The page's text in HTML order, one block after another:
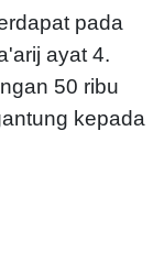
pada
ayat 4.
50 ribu
kepada